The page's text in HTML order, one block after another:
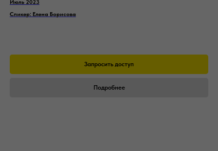
Июль 2023
Спикер: Елена Борисова
Запросить доступ
Подробнее